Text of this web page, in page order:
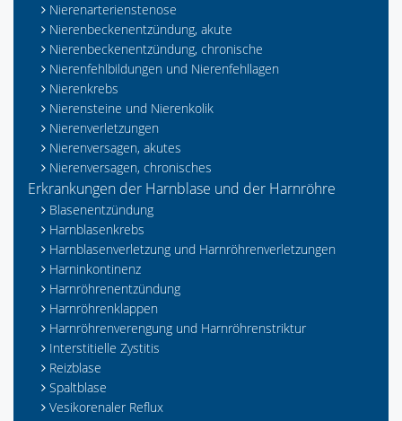
Nierenarterienstenose
Nierenbeckenentzündung, akute
Nierenbeckenentzündung, chronische
Nierenfehlbildungen und Nierenfehllagen
Nierenkrebs
Nierensteine und Nierenkolik
Nierenverletzungen
Nierenversagen, akutes
Nierenversagen, chronisches
Erkrankungen der Harnblase und der Harnröhre
Blasenentzündung
Harnblasenkrebs
Harnblasenverletzung und Harnröhrenverletzungen
Harninkontinenz
Harnröhrenentzündung
Harnröhrenklappen
Harnröhrenverengung und Harnröhrenstriktur
Interstitielle Zystitis
Reizblase
Spaltblase
Vesikorenaler Reflux